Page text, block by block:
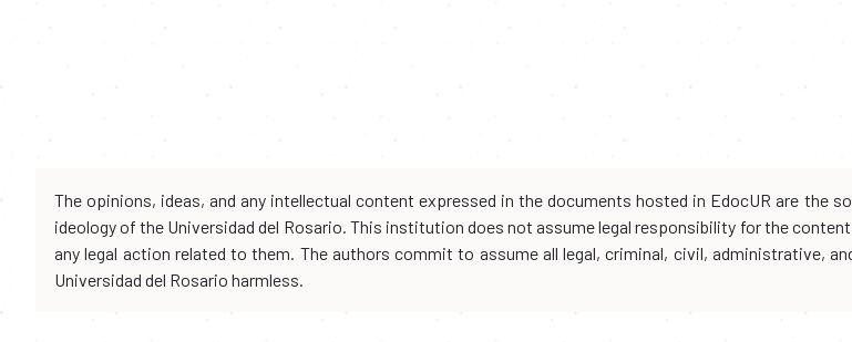
The opinions, ideas, and any intellectual content expressed in the documents hosted in EdocUR are
ideology of the Universidad del Rosario. This institution does not assume legal responsibility for the
any legal action related to them. The authors commit to assume all legal, criminal, civil, administrative,
Universidad del Rosario harmless.